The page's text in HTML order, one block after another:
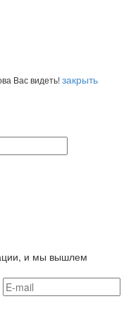
Вас видеть!закрыть
и мы вышлем